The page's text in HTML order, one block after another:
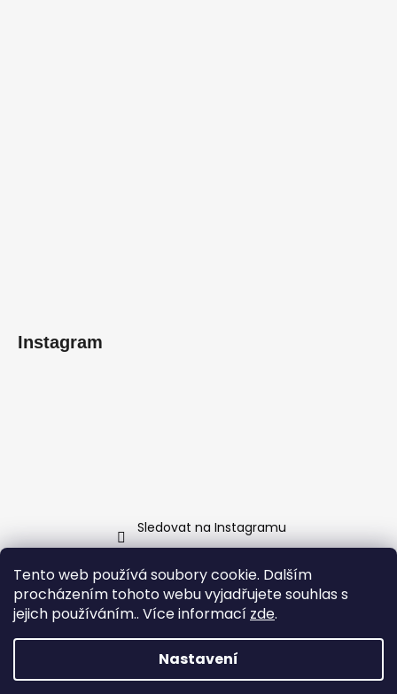
Tento web používá soubory cookie. Dalším
procházením tohoto webu vyjadřujete souhlas s
jejich používáním.. Více informací zde.
Nastavení
Instagram
Sledovat na Instagramu
Obchodní podmínky
Podmínky ochrany osobních údajů